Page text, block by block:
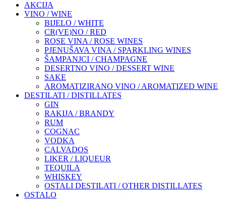
AKCIJA
VINO / WINE
BIJELO / WHITE
CR(VE)NO / RED
ROSE VINA / ROSE WINES
PJENUŠAVA VINA / SPARKLING WINES
ŠAMPANJCI / CHAMPAGNE
DESERTNO VINO / DESSERT WINE
SAKE
AROMATIZIRANO VINO / AROMATIZED WINE
DESTILATI / DISTILLATES
GIN
RAKIJA / BRANDY
RUM
COGNAC
VODKA
CALVADOS
LIKER / LIQUEUR
TEQUILA
WHISKEY
OSTALI DESTILATI / OTHER DISTILLATES
OSTALO